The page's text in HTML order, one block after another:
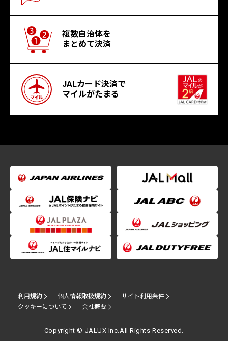
複数自治体を
まとめて決済
JALカード決済で
マイルがたまる
利用規約 個人情報取扱規約
サイト利用条件
クッキーについて
会社概要
Copyright © JALUX Inc.All Rights Reserved.